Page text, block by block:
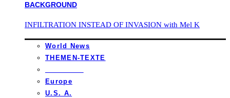
INFILTRATION INSTEAD OF INVASION with Mel K
World News
THEMEN-TEXTE
Europe
U.S. A.